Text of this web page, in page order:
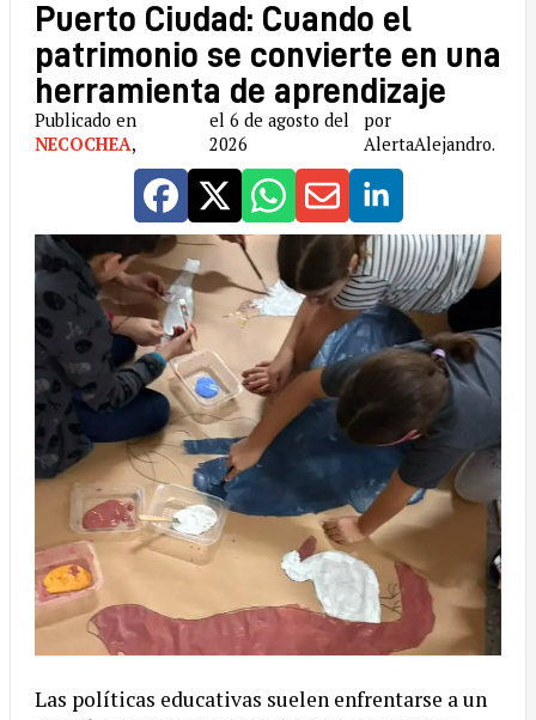
Puerto Ciudad: Cuando el
patrimonio se convierte en una
herramienta de aprendizaje
Publicado en
NECOCHEA,
el 6 de agosto del
2026
por
AlertaAlejandro.
Las políticas educativas suelen enfrentarse a un